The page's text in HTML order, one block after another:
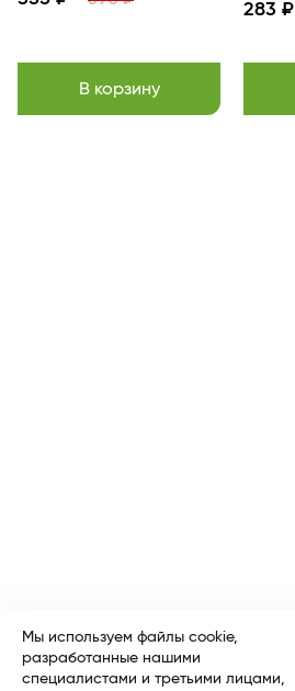
В корзину
283 ₽
Мы используем файлы cookie,
разработанные нашими
специалистами и третьими лицами,